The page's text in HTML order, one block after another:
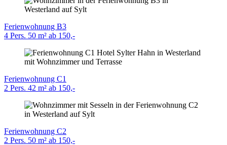
Ferienwohnung B3
4 Pers. 50 m² ab 150,-
Ferienwohnung C1
2 Pers. 42 m² ab 150,-
Ferienwohnung C2
2 Pers. 50 m² ab 150,-